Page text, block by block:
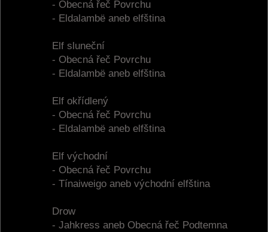
- Obecná řeč Povrchu
- Eldalambë aneb elfština
Elf sluneční
- Obecná řeč Povrchu
- Eldalambë aneb elfština
Elf okřídlený
- Obecná řeč Povrchu
- Eldalambë aneb elfština
Elf východní
- Obecná řeč Povrchu
- Tínaiweigo aneb východní elfština
Drow
- Jahkress aneb Obecná řeč Podtemna